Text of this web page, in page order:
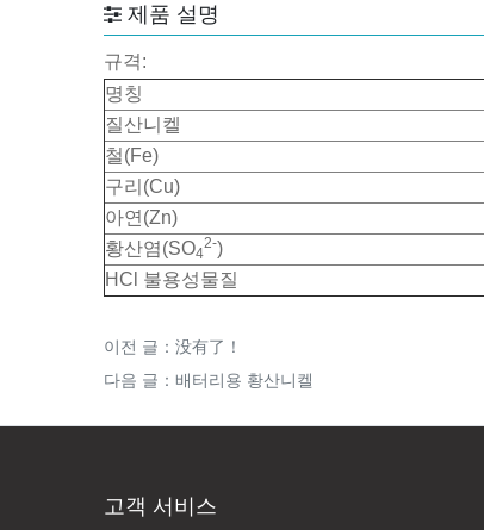
제품 설명
규격:
명칭
질산니켈
철(Fe)
구리(Cu)
아연(Zn)
황산염(SO4
2-)
HCl 불용성물질
이전 글：没有了！
다음 글： 배터리용 황산니켈
고객 서비스